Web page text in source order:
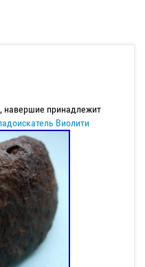
навершие принадлежит
Виолити